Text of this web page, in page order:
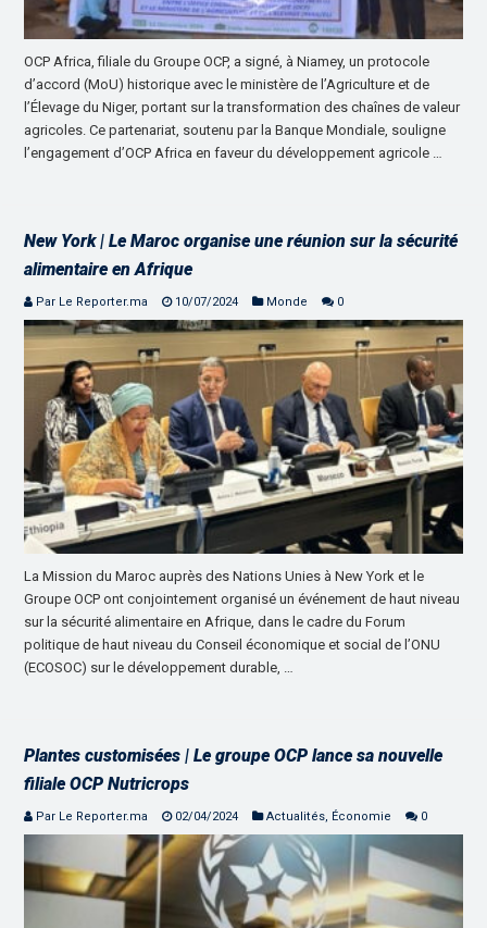
OCP Africa, filiale du Groupe OCP, a signé, à Niamey, un protocole
d’accord (MoU) historique avec le ministère de l’Agriculture et de
l’Élevage du Niger, portant sur la transformation des chaînes de valeur
agricoles. Ce partenariat, soutenu par la Banque Mondiale, souligne
l’engagement d’OCP Africa en faveur du développement agricole …
New York | Le Maroc organise une réunion sur la sécurité
alimentaire en Afrique
Par Le Reporter.ma 10/07/2024 Monde 0
La Mission du Maroc auprès des Nations Unies à New York et le
Groupe OCP ont conjointement organisé un événement de haut niveau
sur la sécurité alimentaire en Afrique, dans le cadre du Forum
politique de haut niveau du Conseil économique et social de l’ONU
(ECOSOC) sur le développement durable, …
Plantes customisées | Le groupe OCP lance sa nouvelle
filiale OCP Nutricrops
Par Le Reporter.ma 02/04/2024 Actualités, Économie 0